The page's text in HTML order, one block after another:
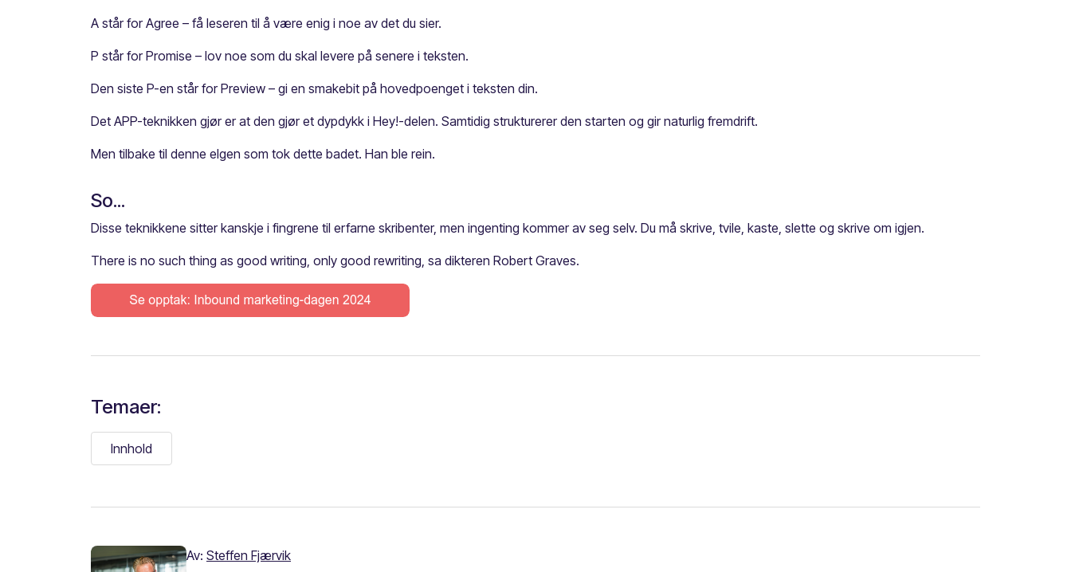
A står for Agree – få leseren til å være enig i noe av det du sier.
P står for Promise – lov noe som du skal levere på senere i teksten.
Den siste P-en står for Preview – gi en smakebit på hovedpoenget i teksten din.
Det APP-teknikken gjør er at den gjør et dypdykk i Hey!-delen. Samtidig strukturerer den starten og gir naturlig fremdrift.
Men tilbake til denne elgen som tok dette badet. Han ble rein.
So...
Disse teknikkene sitter kanskje i fingrene til erfarne skribenter, men ingenting kommer av seg selv. Du må skrive, tvile, kaste, slette og skrive om igjen.
There is no such thing as good writing, only good rewriting, sa dikteren Robert Graves.
Temaer:
Innhold
Av: Steffen Fjærvik